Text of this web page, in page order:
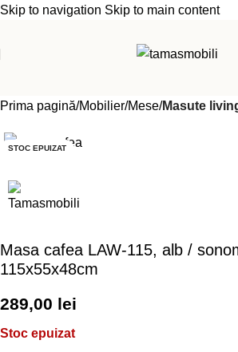
Skip to navigation Skip to main content
Prima pagină Mobilier Mese Masute
STOC EPUIZAT
Masa cafea LAW-115, alb /
115x55x48cm
289,00 lei
Stoc epuizat